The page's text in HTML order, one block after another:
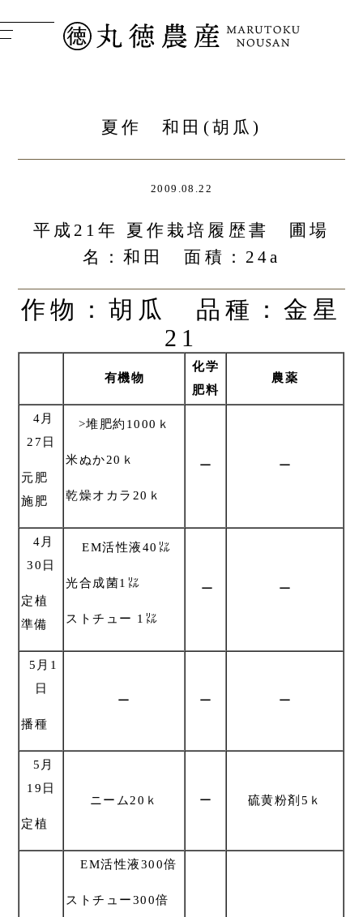
夏作 和田(胡瓜)
2009.08.22
平成21年 夏作栽培履歴書 圃場
名：和田 面積：24a
作物：胡瓜 品種：金星
21
有機物
化学
肥料
農薬
4月
27日
元肥
施肥
>堆肥約1000ｋ
米ぬか20ｋ
乾燥オカラ20ｋ
ー ー
4月
30日
定植
準備
EM活性液40㍑
光合成菌1㍑
ストチュー 1㍑
ー ー
5月1
日
播種
ー ー ー
5月
19日
定植
ニーム20ｋ ー 硫黄粉剤5ｋ
EM活性液300倍
ストチュー300倍